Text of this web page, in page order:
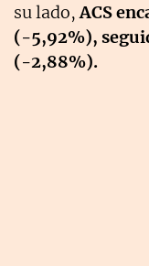
su lado,ACS
(-5,92%),
(-2,88%).